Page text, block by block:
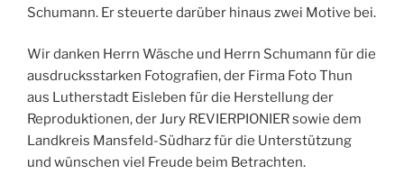
Schumann. Er steuerte darüber hinaus zwei Motive bei.
Wir danken Herrn Wäsche und Herrn Schumann für die
ausdrucksstarken Fotografien, der Firma Foto Thun
aus Lutherstadt Eisleben für die Herstellung der
Reproduktionen, der Jury REVIERPIONIER sowie dem
Landkreis Mansfeld-Südharz für die Unterstützung
und wünschen viel Freude beim Betrachten.